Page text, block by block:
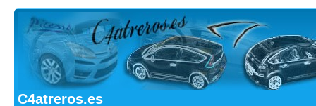
C4atreros.es